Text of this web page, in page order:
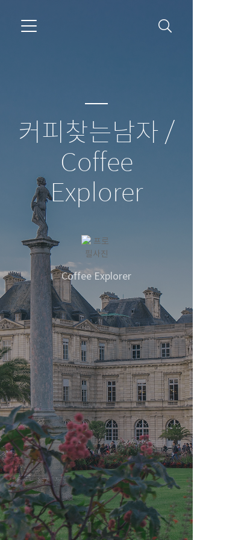
커피찾는남자 /
Coffee
Explorer
Coffee Explorer